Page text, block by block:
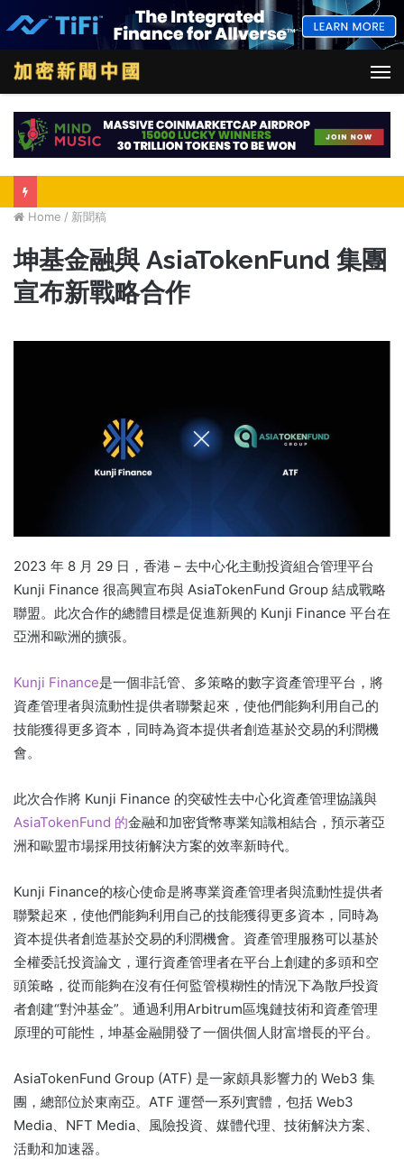
Home / 新聞稿
坤基金融與 AsiaTokenFund 集團
宣布新戰略合作
2023 年 8 月 29 日，香港 – 去中心化主動投資組合管理平台
Kunji Finance 很高興宣布與 AsiaTokenFund Group 結成戰略
聯盟。 此次合作的總體目標是促進新興的 Kunji Finance 平台在
亞洲和歐洲的擴張。
Kunji Finance是一個非託管、多策略的數字資產管理平台，將
資產管理者與流動性提供者聯繫起來，使他們能夠利用自己的
技能獲得更多資本，同時為資本提供者創造基於交易的利潤機
會。
此次合作將 Kunji Finance 的突破性去中心化資產管理協議與
AsiaTokenFund 的金融和加密貨幣專業知識相結合，預示著亞
洲和歐盟市場採用技術解決方案的效率新時代。
Kunji Finance的核心使命是將專業資產管理者與流動性提供者
聯繫起來，使他們能夠利用自己的技能獲得更多資本，同時為
資本提供者創造基於交易的利潤機會。 資產管理服務可以基於
全權委託投資論文，運行資產管理者在平台上創建的多頭和空
頭策略，從而能夠在沒有任何監管模糊性的情況下為散戶投資
者創建“對沖基金”。 通過利用Arbitrum區塊鏈技術和資產管理
原理的可能性，坤基金融開發了一個供個人財富增長的平台。
AsiaTokenFund Group (ATF) 是一家頗具影響力的 Web3 集
團，總部位於東南亞。 ATF 運營一系列實體，包括 Web3
Media、NFT Media、風險投資、媒體代理、技術解決方案、
活動和加速器。